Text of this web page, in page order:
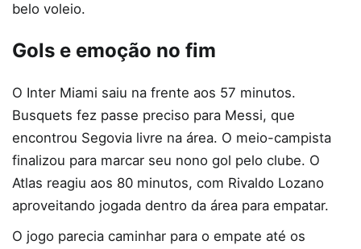
belo voleio.
Gols e emoção no fim
O Inter Miami saiu na frente aos 57 minutos.
Busquets fez passe preciso para Messi, que
encontrou Segovia livre na área. O meio-campista
finalizou para marcar seu nono gol pelo clube. O
Atlas reagiu aos 80 minutos, com Rivaldo Lozano
aproveitando jogada dentro da área para empatar.
O jogo parecia caminhar para o empate até os